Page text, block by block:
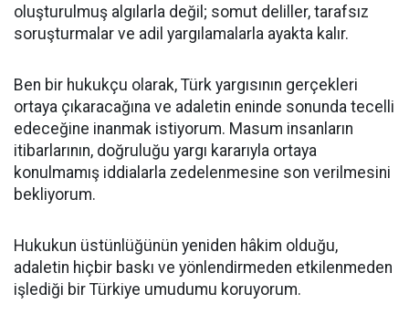
oluşturulmuş algılarla değil; somut deliller, tarafsız
soruşturmalar ve adil yargılamalarla ayakta kalır.
Ben bir hukukçu olarak, Türk yargısının gerçekleri
ortaya çıkaracağına ve adaletin eninde sonunda tecelli
edeceğine inanmak istiyorum. Masum insanların
itibarlarının, doğruluğu yargı kararıyla ortaya
konulmamış iddialarla zedelenmesine son verilmesini
bekliyorum.
Hukukun üstünlüğünün yeniden hâkim olduğu,
adaletin hiçbir baskı ve yönlendirmeden etkilenmeden
işlediği bir Türkiye umudumu koruyorum.